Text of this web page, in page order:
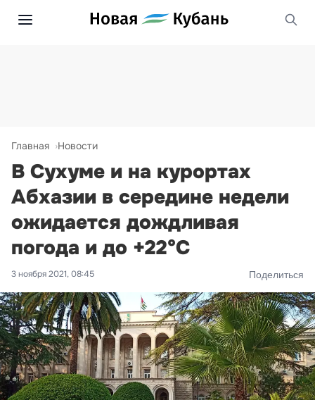
Главная Новости
В Сухуме и на курортах
Абхазии в середине недели
ожидается дождливая
погода и до +22°С
3 ноября 2021, 08:45 Поделиться